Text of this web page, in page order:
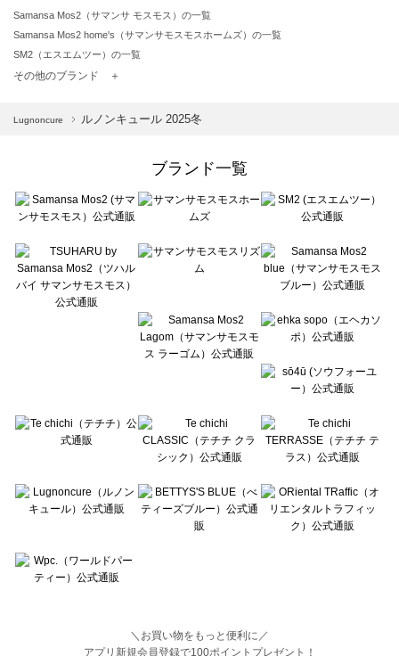
Samansa Mos2（サマンサ モスモス）の一覧
Samansa Mos2 home's（サマンサモスモスホームズ）の一覧
SM2（エスエムツー）の一覧
TSUHARU by Samansa Mos2（ツハルバイサマンサモスモス）の一覧
Samansa Mos2 blue（サマンサモスモス ブルー）の一覧
Te chichi（テチチ）の一覧
Te chichi CLASSIC（テチチ クラシック）の一覧
Lugnoncure（ルノンキュール）の一覧
BETTY'S BLUE（べティーズブルー）の一覧
Wpc.（ワールドパーティー）の一覧
その他のブランド ＋
Lugnoncure ルノンキュール 2025冬
ブランド一覧
＼お買い物をもっと便利に／
アプリ新規会員登録で100ポイントプレゼント！